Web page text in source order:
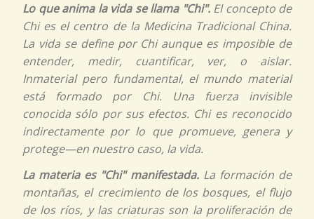
Lo que anima la vida se llama "Chi".El concepto de
Chies el centro de la Medicina Tradicional China.
La vida se define por Chiaunque es imposible de
entender, medir, cuantificar, ver, o aislar.
Inmaterial pero fundamental, el mundo material
está formado por
Chi. Una fuerza invisible
conocida sólo por sus efectos. Chies reconocido
indirectamente por lo que promueve, genera y
protege—en nuestro caso, la vida.
La materia es "Chi" manifestada.La formación de
montañas, el crecimiento de los bosques, el flujo
de los ríos, y las criaturas son la proliferación de